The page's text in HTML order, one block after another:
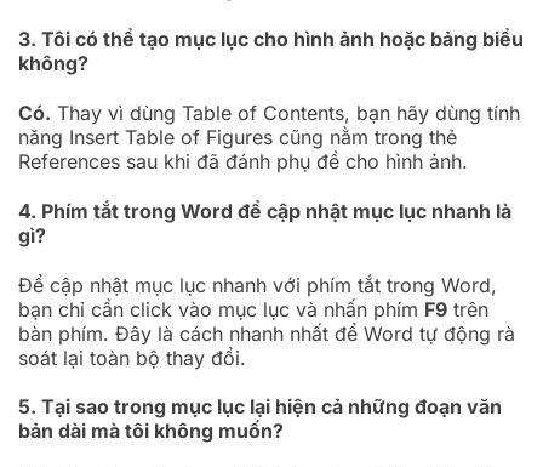
3. Tôi có thể tạo mục lục cho hình ảnh hoặc bảng biểu
không?
Có. Thay vì dùng Table of Contents, bạn hãy dùng tính
năng Insert Table of Figures cũng nằm trong thẻ
References sau khi đã đánh phụ đề cho hình ảnh.
4. Phím tắt trong Word để cập nhật mục lục nhanh là
gì?
Để cập nhật mục lục nhanh với phím tắt trong Word,
bạn chỉ cần click vào mục lục và nhấn phím F9 trên
bàn phím. Đây là cách nhanh nhất để Word tự động rà
soát lại toàn bộ thay đổi.
5. Tại sao trong mục lục lại hiện cả những đoạn văn
bản dài mà tôi không muốn?